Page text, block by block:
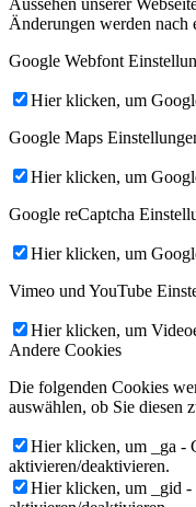
Aussehen unserer
Änderungen werden nach
Google Webfont
Hier klicken, um
Google Maps
Hier klicken, um
Google reCaptcha
Hier klicken, um
Vimeo und YouTube
Hier klicken, um
Andere Cookies
Die folgenden Cookies
auswählen, ob Sie diesen
Hier klicken, um _ga -
aktivieren/deaktivieren.
Hier klicken, um _gid